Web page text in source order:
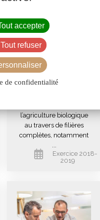
Productions
biologiques
l’agriculture biologique
au travers de filières
complètes, notamment
...
Exercice 2018-
2019
accepter
Tout refuser
de confidentialité